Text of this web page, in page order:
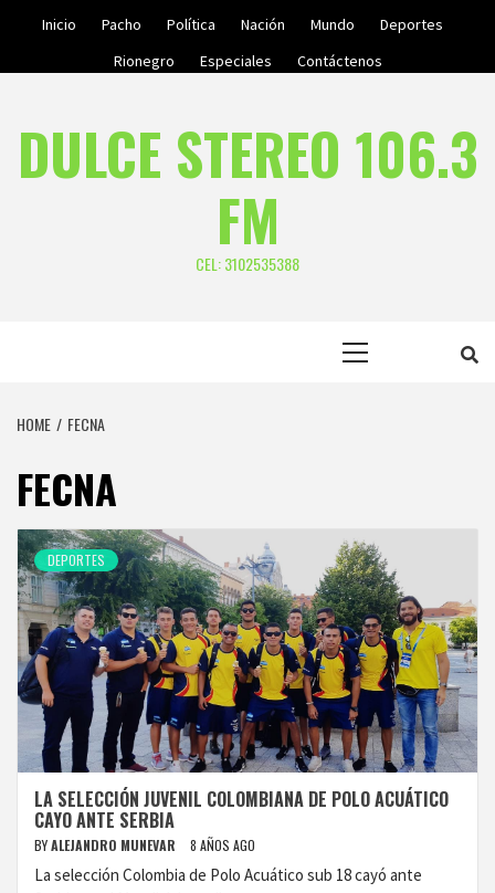
Inicio Pacho Política Nación Mundo
Deportes
Rionegro
Especiales Contáctenos
DULCE STEREO 106.3
FM
CEL: 3102535388
HOME FECNA
FECNA
DEPORTES
LA SELECCIÓN JUVENIL COLOMBIANA DE POLO ACUÁTICO
CAYO ANTE SERBIA
BYALEJANDRO MUNEVAR 8 AÑOS AGO
La selección Colombia de Polo Acuático sub 18 cayó ante